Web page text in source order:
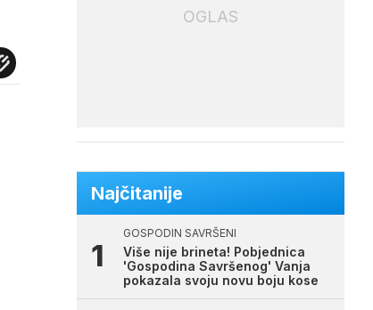
OGLAS
Najčitanije
GOSPODIN SAVRŠENI
Više nije brineta! Pobjednica
'Gospodina Savršenog' Vanja
pokazala svoju novu boju kose